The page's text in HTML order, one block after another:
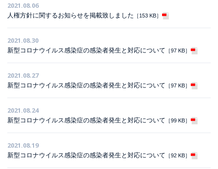
2021.08.06
人権方針に関するお知らせを掲載致しました ［153 KB］
2021.08.30
新型コロナウイルス感染症の感染者発生と対応について ［97 KB］
2021.08.27
新型コロナウイルス感染症の感染者発生と対応について ［97 KB］
2021.08.24
新型コロナウイルス感染症の感染者発生と対応について ［99 KB］
2021.08.19
新型コロナウイルス感染症の感染者発生と対応について ［92 KB］